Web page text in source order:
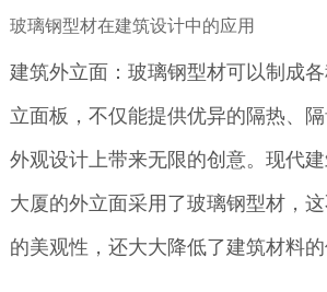
玻璃钢型材在建筑设计中的应用
建筑外立面：玻璃钢型材可以制成
立面板，不仅能提供优异的隔热、
外观设计上带来无限的创意。现代
大厦的外立面采用了玻璃钢型材，
的美观性，还大大降低了建筑材料的